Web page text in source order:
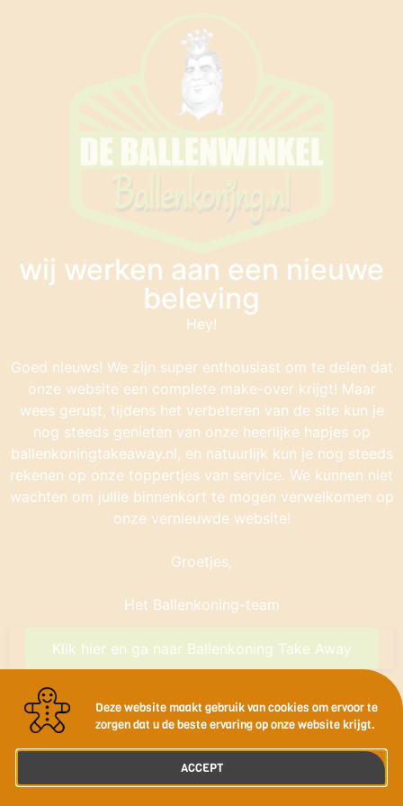
wij werken aan een nieuwe
beleving
Hey!
Goed nieuws! We zijn super enthousiast om te delen dat
onze website een complete make-over krijgt! Maar
wees gerust, tijdens het verbeteren van de site kun je
nog steeds genieten van onze heerlijke hapjes op
ballenkoningtakeaway.nl, en natuurlijk kun je nog steeds
rekenen op onze toppertjes van service. We kunnen niet
wachten om jullie binnenkort te mogen verwelkomen op
onze vernieuwde website!
Groetjes,
Het Ballenkoning-team
Klik hier en ga naar Ballenkoning Take Away
Deze website maakt gebruik van cookies om ervoor te
zorgen dat u de beste ervaring op onze website krijgt.
ACCEPT